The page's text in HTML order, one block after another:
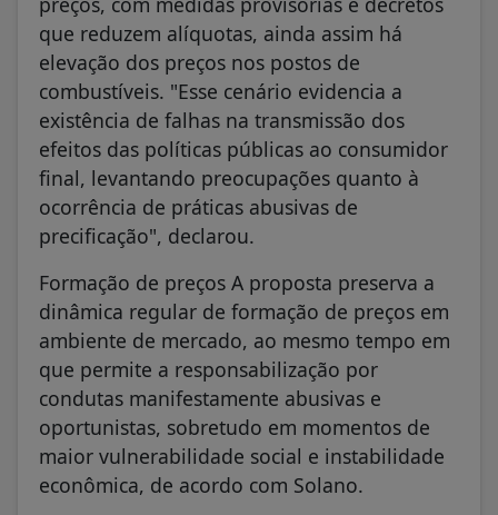
que reduzem alíquotas, ainda assim há
elevação dos preços nos postos de
combustíveis. "Esse cenário evidencia a
existência de falhas na transmissão dos
efeitos das políticas públicas ao consumidor
final, levantando preocupações quanto à
ocorrência de práticas abusivas de
precificação", declarou.
Formação de preços A proposta preserva a
dinâmica regular de formação de preços em
ambiente de mercado, ao mesmo tempo em
que permite a responsabilização por
condutas manifestamente abusivas e
oportunistas, sobretudo em momentos de
maior vulnerabilidade social e instabilidade
econômica, de acordo com Solano.